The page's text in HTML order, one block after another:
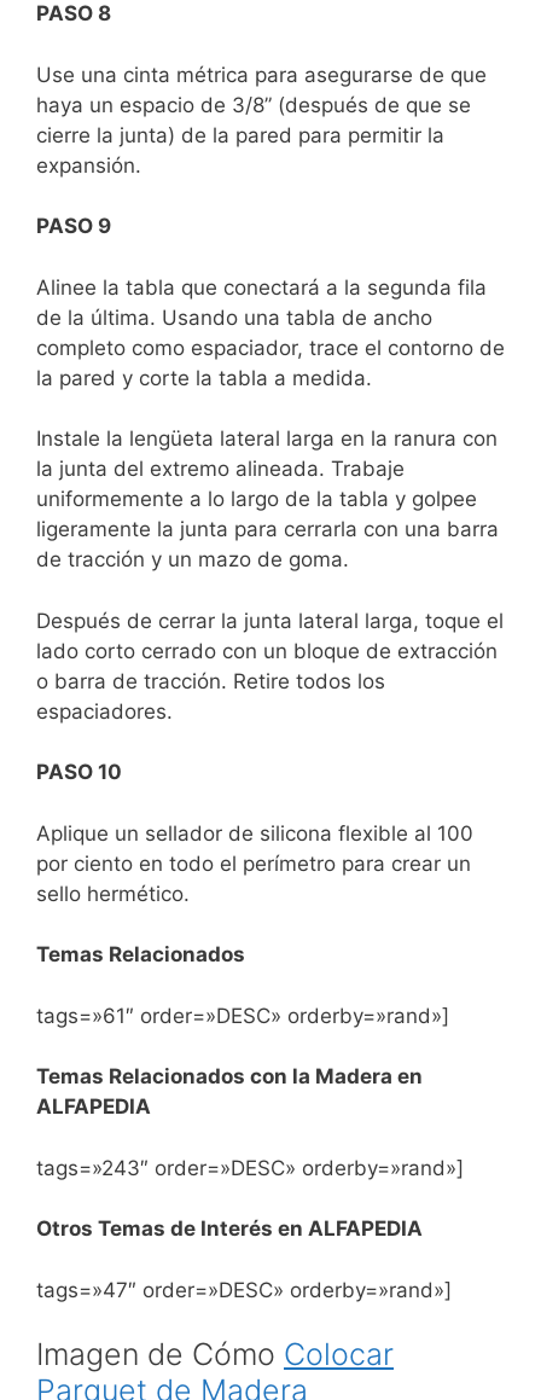
PASO 8
Use una cinta métrica para asegurarse de que
haya un espacio de 3/8” (después de que se
cierre la junta) de la pared para permitir la
expansión.
PASO 9
Alinee la tabla que conectará a la segunda fila
de la última. Usando una tabla de ancho
completo como espaciador, trace el contorno de
la pared y corte la tabla a medida.
Instale la lengüeta lateral larga en la ranura con
la junta del extremo alineada. Trabaje
uniformemente a lo largo de la tabla y golpee
ligeramente la junta para cerrarla con una barra
de tracción y un mazo de goma.
Después de cerrar la junta lateral larga, toque el
lado corto cerrado con un bloque de extracción
o barra de tracción. Retire todos los
espaciadores.
PASO 10
Aplique un sellador de silicona flexible al 100
por ciento en todo el perímetro para crear un
sello hermético.
Temas Relacionados
tags=»61″ order=»DESC» orderby=»rand»]
Temas Relacionados con la Madera en
ALFAPEDIA
tags=»243″ order=»DESC» orderby=»rand»]
Otros Temas de Interés en ALFAPEDIA
tags=»47″ order=»DESC» orderby=»rand»]
Imagen de Cómo Colocar
Parquet de Madera